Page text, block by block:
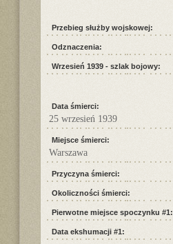
Przebieg służby wojskowej:
Odznaczenia:
Wrzesień 1939 - szlak bojowy:
Data śmierci:
25 wrzesień 1939
Miejsce śmierci:
Warszawa
Przyczyna śmierci:
Okoliczności śmierci:
Pierwotne miejsce spoczynku #1:
Data ekshumacji #1: